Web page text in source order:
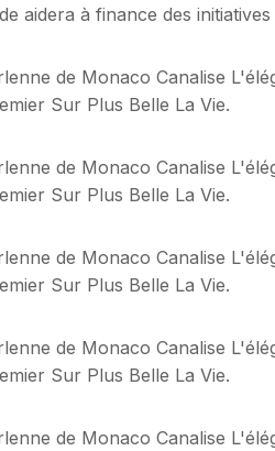
aidera à finance des
de Monaco Canalise
Sur Plus Belle La Vie.
de Monaco Canalise
Sur Plus Belle La Vie.
de Monaco Canalise
Sur Plus Belle La Vie.
de Monaco Canalise
Sur Plus Belle La Vie.
de Monaco Canalise